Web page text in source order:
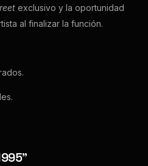
exclusivo y la oportunidad
al finalizar la función.